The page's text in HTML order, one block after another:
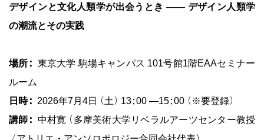
デザインと文化人類学が出会うとき ―― デザイン人類学
の潮流とその実践
場所： 東京大学 駒場キャンパス 101号館1階EAAセミナー
ルーム
日時： 2026年7月4日（土）13:00 ―15:00（※要登録）
講師： 中村寛（多摩美術大学リベラルアーツセンター教授